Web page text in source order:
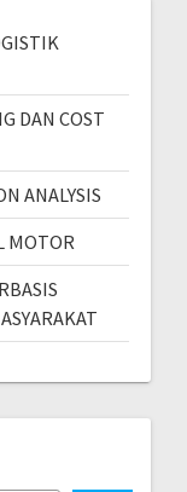
DAN COST
ANALYSIS
MOTOR